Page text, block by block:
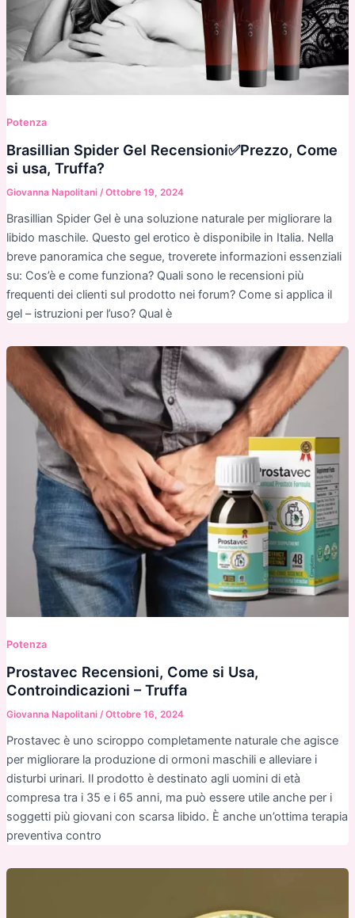
Potenza
Brasillian Spider Gel Recensioni✅Prezzo, Come
si usa, Truffa?
Giovanna Napolitani /Ottobre 19, 2024
Brasillian Spider Gel è una soluzione naturale per migliorare la
libido maschile. Questo gel erotico è disponibile in Italia. Nella
breve panoramica che segue, troverete informazioni essenziali
su: Cos’è e come funziona? Quali sono le recensioni più
frequenti dei clienti sul prodotto nei forum? Come si applica il
gel – istruzioni per l’uso? Qual è
Potenza
Prostavec Recensioni, Come si Usa,
Controindicazioni – Truffa
Giovanna Napolitani /Ottobre 16, 2024
Prostavec è uno sciroppo completamente naturale che agisce
per migliorare la produzione di ormoni maschili e alleviare i
disturbi urinari. Il prodotto è destinato agli uomini di età
compresa tra i 35 e i 65 anni, ma può essere utile anche per i
soggetti più giovani con scarsa libido. È anche un’ottima terapia
preventiva contro